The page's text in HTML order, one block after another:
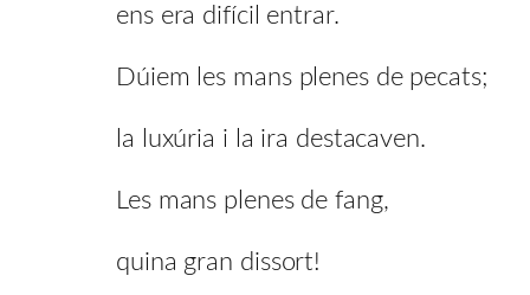
ens era difícil entrar.
Dúiem les mans plenes de pecats;
la luxúria i la ira destacaven.
Les mans plenes de fang,
quina gran dissort!